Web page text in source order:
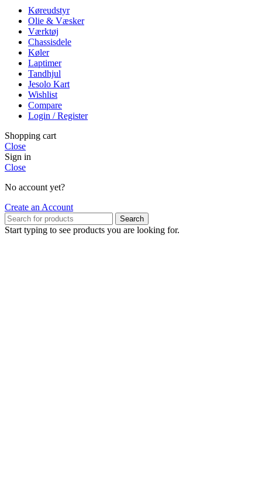
Køreudstyr
Olie & Væsker
Værktøj
Chassisdele
Køler
Laptimer
Tandhjul
Jesolo Kart
Wishlist
Compare
Login / Register
Shopping cart
Close
Sign in
Close
No account yet?
Create an Account
Search
Start typing to see products you are looking for.